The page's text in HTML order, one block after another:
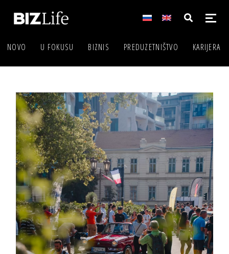
NOVO U FOKUSU BIZNIS PREDUZETNIŠTVO KARIJERA